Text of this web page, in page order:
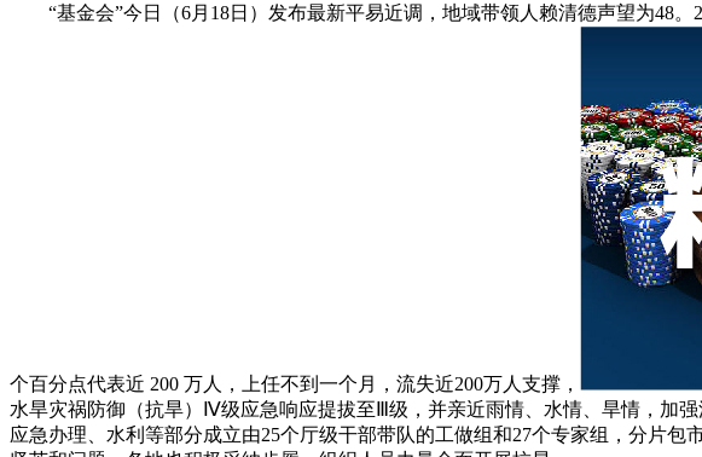
“基金会”今日（6月18日）发布最新平易近调，地域带领人赖清德声望为48。
个百分点代表近 200 万人，上任不到一个月，流失近200万人支撑，
水旱灾祸防御（抗旱）Ⅳ级应急响应提拔至Ⅲ级，并亲近雨情、水情、旱情，加
应急办理、水利等部分成立由25个厅级干部带队的工做组和27个专家组，分片